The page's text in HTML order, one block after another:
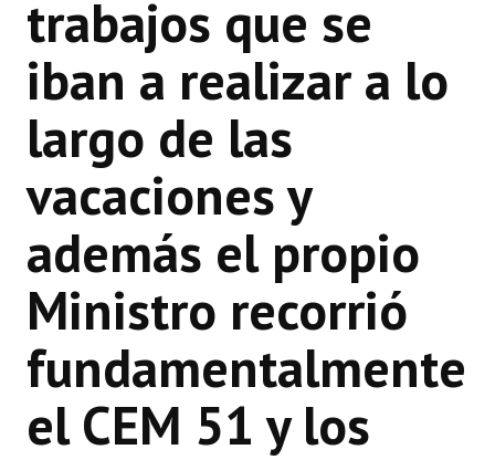
trabajos que se
iban a realizar a lo
largo de las
vacaciones y
además el propio
Ministro recorrió
fundamentalmente
el CEM 51 y los